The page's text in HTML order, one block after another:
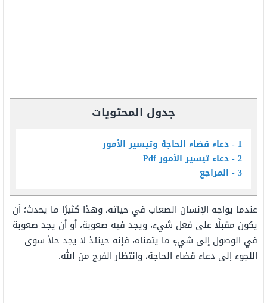
جدول المحتويات
1 دعاء قضاء الحاجة وتيسير الأمور
2 دعاء تيسير الأمور Pdf
3 المراجع
عندما يواجه الإنسان الصعاب في حياته، وهذا كثيرًا ما يحدث؛ أن
يكون مقبلًا على فعل شيء، ويجد فيه صعوبة، أو أن يجد صعوبة
في الوصول إلى شيءٍ ما يتمناه، فإنه حينئذ لا يجد حلاً سوى
اللجوء إلى دعاء قضاء الحاجة، وانتظار الفرج من الله.